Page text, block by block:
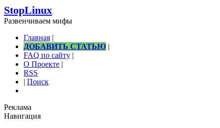
StopLinux
Развенчиваем мифы
Главная |
ДОБАВИТЬ СТАТЬЮ |
FAQ по сайту |
О Проекте |
RSS
| Поиск
Реклама
Навигация